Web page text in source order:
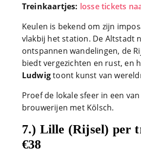
Treinkaartjes: losse tickets
Keulen is bekend om zijn
vlakbij het station. De Altstadt
ontspannen wandelingen, de
biedt vergezichten en rust, en
Ludwigtoont kunst van
Proef de lokale sfeer in een
brouwerijen met Kölsch.
7.) Lille (Rijsel) per
€38